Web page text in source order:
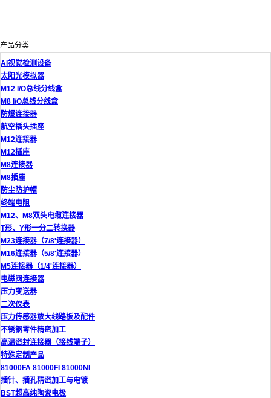
产品分类
AI视觉检测设备
太阳光模拟器
M12 I/O总线分线盒
M8 I/O总线分线盒
防爆连接器
航空插头插座
M12连接器
M12插座
M8连接器
M8插座
防尘防护帽
终端电阻
M12、M8双头电缆连接器
T形、Y形一分二转换器
M23连接器（7/8'连接器）
M16连接器（5/8'连接器）
M5连接器（1/4'连接器）
电磁阀连接器
压力变送器
二次仪表
压力传感器放大线路板及配件
不锈钢零件精密加工
高温密封连接器（接线端子）
特殊定制产品
81000FA 81000FI 81000NI
插针、插孔精密加工与电镀
BST超高纯陶瓷电极